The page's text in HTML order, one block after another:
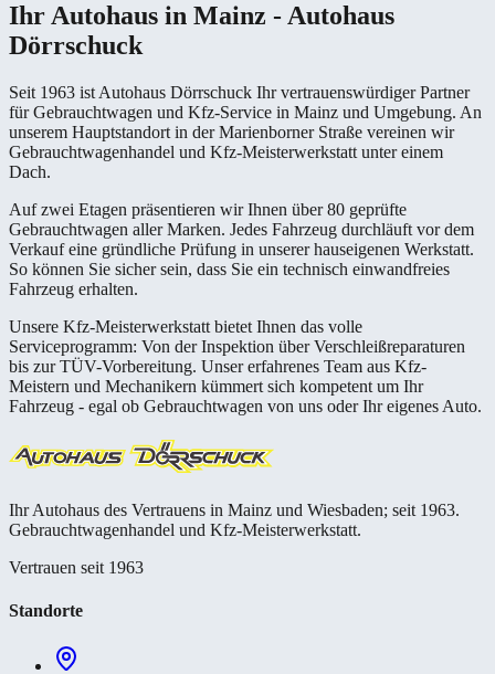
Ihr Autohaus in Mainz - Autohaus
Dörrschuck
Seit 1963 ist Autohaus Dörrschuck Ihr vertrauenswürdiger Partner
für Gebrauchtwagen und Kfz-Service in Mainz und Umgebung. An
unserem Hauptstandort in der Marienborner Straße vereinen wir
Gebrauchtwagenhandel und Kfz-Meisterwerkstatt unter einem
Dach.
Auf zwei Etagen präsentieren wir Ihnen über 80 geprüfte
Gebrauchtwagen aller Marken. Jedes Fahrzeug durchläuft vor dem
Verkauf eine gründliche Prüfung in unserer hauseigenen Werkstatt.
So können Sie sicher sein, dass Sie ein technisch einwandfreies
Fahrzeug erhalten.
Unsere Kfz-Meisterwerkstatt bietet Ihnen das volle
Serviceprogramm: Von der Inspektion über Verschleißreparaturen
bis zur TÜV-Vorbereitung. Unser erfahrenes Team aus Kfz-
Meistern und Mechanikern kümmert sich kompetent um Ihr
Fahrzeug - egal ob Gebrauchtwagen von uns oder Ihr eigenes Auto.
Ihr Autohaus des Vertrauens in Mainz und Wiesbaden; seit 1963.
Gebrauchtwagenhandel und Kfz-Meisterwerkstatt.
Vertrauen seit 1963
Standorte